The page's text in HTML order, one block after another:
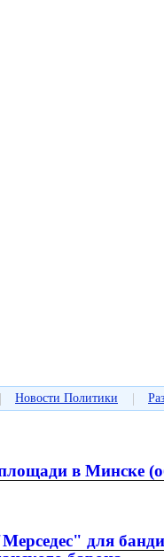
| Новости Политики |
в Минске
для